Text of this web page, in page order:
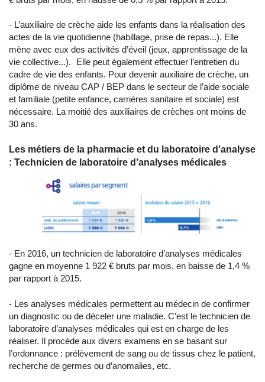
- L’auxiliaire de crèche aide les enfants dans la réalisation des
actes de la vie quotidienne (habillage, prise de repas...). Elle
mène avec eux des activités d’éveil (jeux, apprentissage de la
vie collective...). Elle peut également effectuer l’entretien du
cadre de vie des enfants. Pour devenir auxiliaire de crèche, un
diplôme de niveau CAP / BEP dans le secteur de l’aide sociale
et familiale (petite enfance, carrières sanitaire et sociale) est
nécessaire. La moitié des auxiliaires de crèches ont moins de
30 ans.
Les métiers de la pharmacie et du laboratoire d’analyse
: Technicien de laboratoire d’analyses médicales
- En 2016, un technicien de laboratoire d’analyses médicales
gagne en moyenne 1 922 € bruts par mois, en baisse de 1,4 %
par rapport à 2015.
- Les analyses médicales permettent au médecin de confirmer
un diagnostic ou de déceler une maladie. C’est le technicien de
laboratoire d’analyses médicales qui est en charge de les
réaliser. Il procède aux divers examens en se basant sur
l’ordonnance : prélèvement de sang ou de tissus chez le patient,
recherche de germes ou d’anomalies, etc.